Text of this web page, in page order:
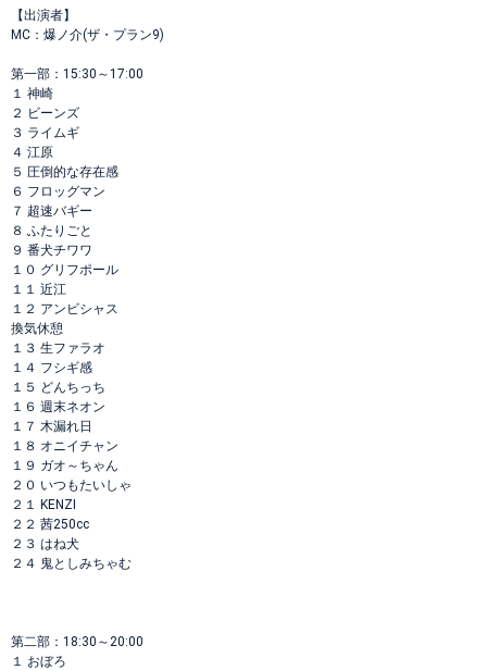
【出演者】
MC：爆ノ介(ザ・プラン9)
第一部：15:30～17:00
１ 神崎
２ ビーンズ
３ ライムギ
４ 江原
５ 圧倒的な存在感
６ フロッグマン
７ 超速バギー
８ ふたりごと
９ 番犬チワワ
１０ グリフポール
１１ 近江
１２ アンビシャス
換気休憩
１３ 生ファラオ
１４ フシギ感
１５ どんちっち
１６ 週末ネオン
１７ 木漏れ日
１８ オニイチャン
１９ ガオ～ちゃん
２０ いつもたいしゃ
２１ KENZI
２２ 茜250cc
２３ はね犬
２４ 鬼としみちゃむ
第二部：18:30～20:00
１ おぼろ